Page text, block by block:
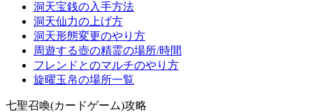
洞天宝銭の入手方法
洞天仙力の上げ方
洞天形態変更のやり方
周遊する壺の精霊の場所/時間
フレンドとのマルチのやり方
旋曜玉帛の場所一覧
七聖召喚(カードゲーム)攻略